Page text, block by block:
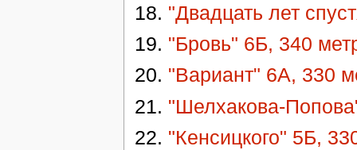
18. "Двадцать лет
19. "Бровь" 6Б, 340
20. "Вариант" 6А, 330
21. "Шелхакова-
22. "Кенсицкого" 5Б,